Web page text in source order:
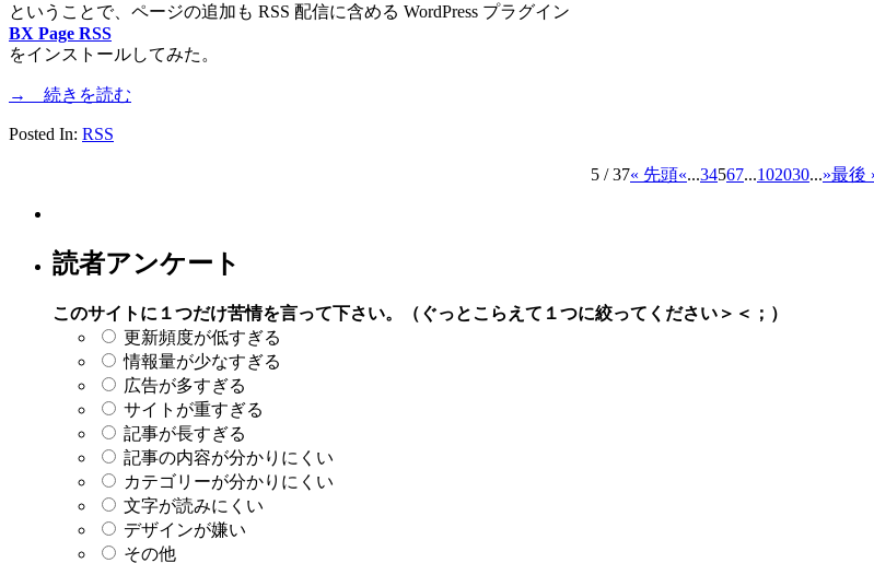
ということで、ページの追加も RSS 配信に含める WordPress プラグイン
BX Page RSS
をインストールしてみた。
→ 続きを読む
Posted In: RSS
5 / 37« 先頭«...34567...102030...»最後
読者アンケート
このサイトに１つだけ苦情を言って下さい。（ぐっとこらえて１つに絞ってください＞＜；）
更新頻度が低すぎる
情報量が少なすぎる
広告が多すぎる
サイトが重すぎる
記事が長すぎる
記事の内容が分かりにくい
カテゴリーが分かりにくい
文字が読みにくい
デザインが嫌い
その他